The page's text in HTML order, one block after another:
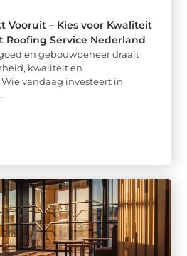
Vooruit – Kies voor Kwaliteit
Service Nederland
en gebouwbeheer draait
kwaliteit en
vandaag investeert in